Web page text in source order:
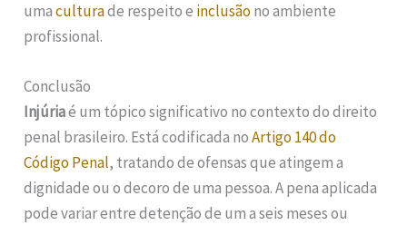
umaculturade respeito e inclusãono ambiente
profissional.
Conclusão
Injúriaé um tópico significativo no contexto do direito
penal brasileiro. Está codificada noArtigo 140 do
Código Penal, tratando de ofensas que atingem a
dignidade ou o decoro de uma pessoa. A pena aplicada
pode variar entre detenção de um a seis meses ou